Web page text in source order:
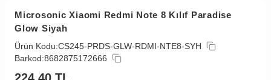
Microsonic Xiaomi Redmi Note 8 Kılıf Paradise
Glow Siyah
Ürün Kodu:CS245-PRDS-GLW-RDMI-NTE8-SYH
Barkod:8682875172666